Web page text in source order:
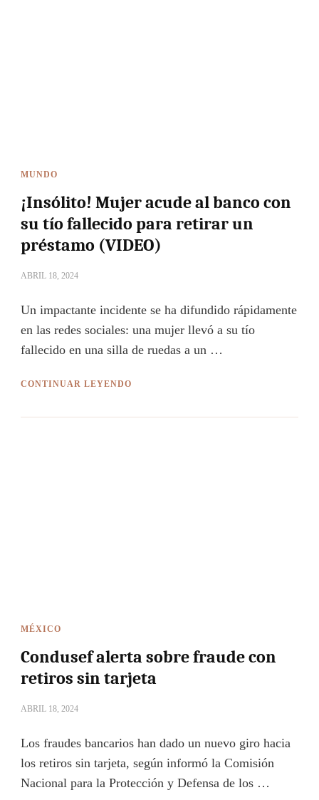
MUNDO
¡Insólito! Mujer acude al banco con
su tío fallecido para retirar un
préstamo (VIDEO)
ABRIL 18, 2024
Un impactante incidente se ha difundido rápidamente
en las redes sociales: una mujer llevó a su tío
fallecido en una silla de ruedas a un …
CONTINUAR LEYENDO
MÉXICO
Condusef alerta sobre fraude con
retiros sin tarjeta
ABRIL 18, 2024
Los fraudes bancarios han dado un nuevo giro hacia
los retiros sin tarjeta, según informó la Comisión
Nacional para la Protección y Defensa de los …